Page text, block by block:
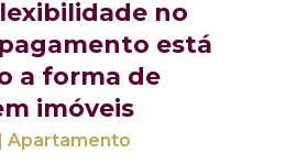
no
está
a forma de
imóveis
| Apartamento